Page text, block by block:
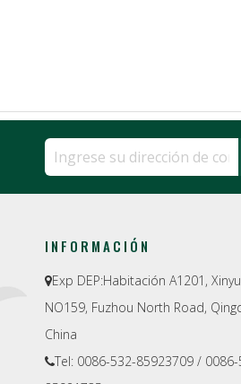
INFORMACIÓN
Exp DEP:Habitación A1201,
NO159, Fuzhou North Road,
China
Tel: 0086-532-85923709 / 0086-